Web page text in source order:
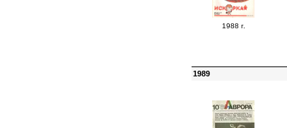
1988 г.
1989